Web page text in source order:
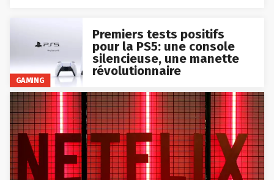
GAMING
Premiers tests positifs
pour la PS5: une console
silencieuse, une manette
révolutionnaire